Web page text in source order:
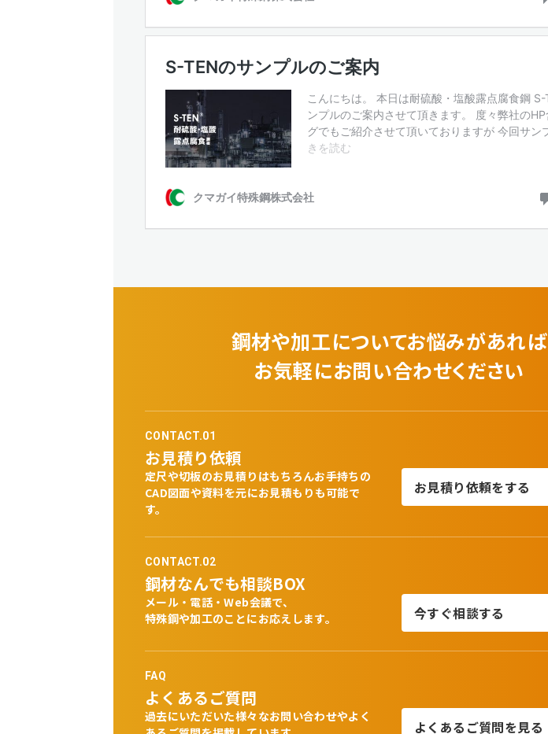
鋼材や加工についてお悩みがあれば
お気軽にお問い合わせください
CONTACT.01
お見積り依頼
定尺や切板のお見積りはもちろんお手持ちの
CAD図面や資料を元にお見積もりも可能で
す。
お見積り依頼をする
CONTACT.02
鋼材なんでも相談BOX
メール・電話・Web会議で、
特殊鋼や加工のことにお応えします。
今すぐ相談する
FAQ
よくあるご質問
過去にいただいた様々なお問い合わせやよく
よくあるご質問を見る